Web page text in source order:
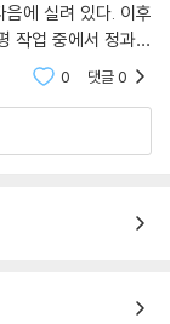
에 실려 있다. 이후
작업 중에서 정과리
래서 김현의 가장 좋
0 댓글0